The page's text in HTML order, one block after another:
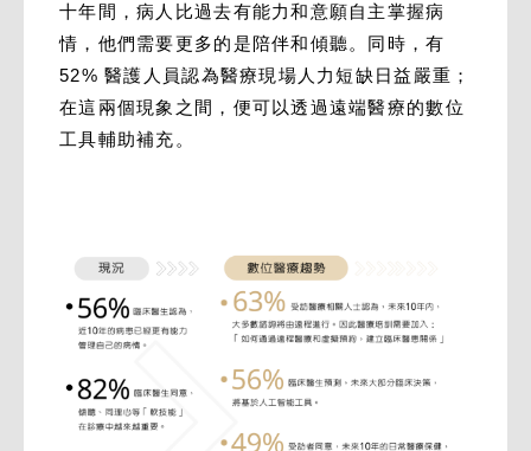
十年間，病人比過去有能力和意願自主掌握病
情，他們需要更多的是陪伴和傾聽。同時，有
52% 醫護人員認為醫療現場人力短缺日益嚴重；
在這兩個現象之間，便可以透過遠端醫療的數位
工具輔助補充。